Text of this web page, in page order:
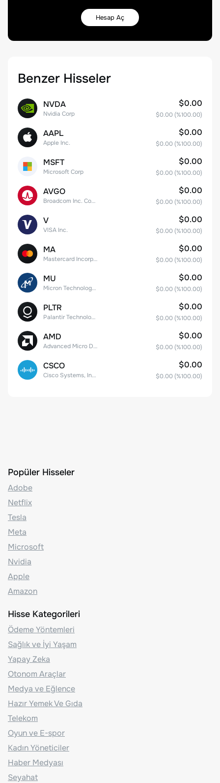
Hesap Aç
Benzer Hisseler
NVDA
Nvidia Corp
$0.00
$0.00 (%100.00)
AAPL
Apple Inc.
$0.00
$0.00 (%100.00)
MSFT
Microsoft Corp
$0.00
$0.00 (%100.00)
AVGO
Broadcom Inc. Common Stock
$0.00
$0.00 (%100.00)
V
VISA Inc.
$0.00
$0.00 (%100.00)
MA
Mastercard Incorporated
$0.00
$0.00 (%100.00)
MU
Micron Technology, Inc.
$0.00
$0.00 (%100.00)
PLTR
Palantir Technologies Inc. Class A Common Stock
$0.00
$0.00 (%100.00)
AMD
Advanced Micro Devices
$0.00
$0.00 (%100.00)
CSCO
Cisco Systems, Inc. Common Stock (DE)
$0.00
$0.00 (%100.00)
Popüler Hisseler
Adobe
Netflix
Tesla
Meta
Microsoft
Nvidia
Apple
Amazon
Hisse Kategorileri
Ödeme Yöntemleri
Sağlık ve İyi Yaşam
Yapay Zeka
Otonom Araçlar
Medya ve Eğlence
Hazır Yemek Ve Gıda
Telekom
Oyun ve E-spor
Kadın Yöneticiler
Haber Medyası
Seyahat